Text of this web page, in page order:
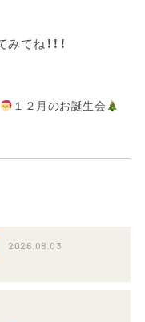
てね！！！
１２月のお誕生会
2026.08.03